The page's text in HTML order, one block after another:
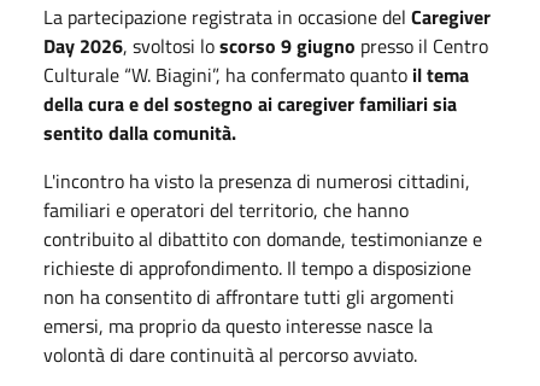
La partecipazione registrata in occasione del Caregiver
Day 2026, svoltosi loscorso 9 giugno presso il Centro
Culturale “W. Biagini”, ha confermato quanto il tema
della cura e del sostegno ai caregiver familiari sia
sentito dalla comunità.
L'incontro ha visto la presenza di numerosi cittadini,
familiari e operatori del territorio, che hanno
contribuito al dibattito con domande, testimonianze e
richieste di approfondimento. Il tempo a disposizione
non ha consentito di affrontare tutti gli argomenti
emersi, ma proprio da questo interesse nasce la
volontà di dare continuità al percorso avviato.